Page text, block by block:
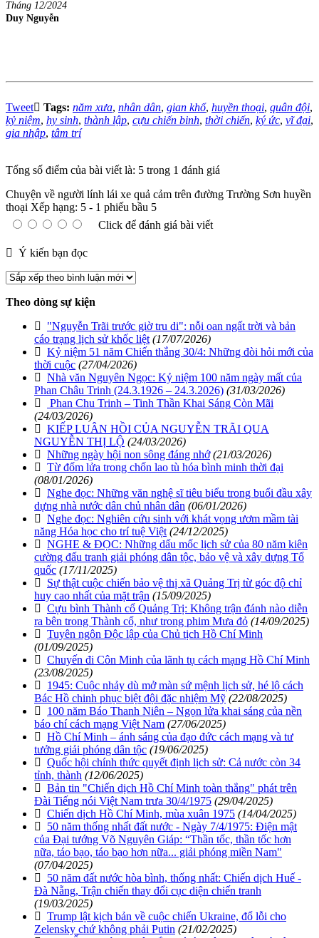
Tháng 12/2024
Duy Nguyễn
Tweet Tags: năm xưa, nhân dân, gian khổ, huyền thoại, quân đội,
kỷ niệm, hy sinh, thành lập, cựu chiến binh, thời chiến, ký ức, vĩ đại,
gia nhập, tâm trí
Tổng số điểm của bài viết là: 5 trong 1 đánh giá
Chuyện về người lính lái xe quả cảm trên đường Trường Sơn huyền
thoại Xếp hạng: 5 - 1 phiếu bầu 5
Click để đánh giá bài viết
Ý kiến bạn đọc
Theo dòng sự kiện
"Nguyễn Trãi trước giờ tru di": nỗi oan ngất trời và bản
cáo trạng lịch sử khốc liệt (17/07/2026)
Kỷ niệm 51 năm Chiến thắng 30/4: Những đòi hỏi mới của
thời cuộc (27/04/2026)
Nhà văn Nguyên Ngọc: Kỷ niệm 100 năm ngày mất của
Phan Châu Trinh (24.3.1926 – 24.3.2026) (31/03/2026)
Phan Chu Trinh – Tinh Thần Khai Sáng Còn Mãi
(24/03/2026)
KIẾP LUÂN HỒI CỦA NGUYỄN TRÃI QUA
NGUYỄN THỊ LỘ (24/03/2026)
Những ngày hội non sông đáng nhớ (21/03/2026)
Từ đốm lửa trong chốn lao tù hóa bình minh thời đại
(08/01/2026)
Nghe đọc: Những văn nghệ sĩ tiêu biểu trong buổi đầu xây
dựng nhà nước dân chủ nhân dân (06/01/2026)
Nghe đọc: Nghiên cứu sinh với khát vọng ươm mầm tài
năng Hóa học cho trí tuệ Việt (24/12/2025)
NGHE & ĐỌC: Những dấu mốc lịch sử của 80 năm kiên
cường đấu tranh giải phóng dân tộc, bảo vệ và xây dựng Tổ
quốc (17/11/2025)
Sự thật cuộc chiến bảo vệ thị xã Quảng Trị từ góc độ chỉ
huy cao nhất của mặt trận (15/09/2025)
Cựu bình Thành cổ Quảng Trị: Không trận đánh nào diễn
ra bên trong Thành cổ, như trong phim Mưa đỏ (14/09/2025)
Tuyên ngôn Độc lập của Chủ tịch Hồ Chí Minh
(01/09/2025)
Chuyến đi Côn Minh của lãnh tụ cách mạng Hồ Chí Minh
(23/08/2025)
1945: Cuộc nhảy dù mở màn sứ mệnh lịch sử, hé lộ cách
Bác Hồ chinh phục biệt đội đặc nhiệm Mỹ (22/08/2025)
100 năm Báo Thanh Niên – Ngọn lửa khai sáng của nền
báo chí cách mạng Việt Nam (27/06/2025)
Hồ Chí Minh – ánh sáng của đạo đức cách mạng và tư
tưởng giải phóng dân tộc (19/06/2025)
Quốc hội chính thức quyết định lịch sử: Cả nước còn 34
tỉnh, thành (12/06/2025)
Bản tin "Chiến dịch Hồ Chí Minh toàn thắng" phát trên
Đài Tiếng nói Việt Nam trưa 30/4/1975 (29/04/2025)
Chiến dịch Hồ Chí Minh, mùa xuân 1975 (14/04/2025)
50 năm thống nhất đất nước - Ngày 7/4/1975: Điện mật
của Đại tướng Võ Nguyên Giáp: “Thần tốc, thần tốc hơn
nữa, táo bạo, táo bạo hơn nữa... giải phóng miền Nam"
(07/04/2025)
50 năm đất nước hòa bình, thống nhất: Chiến dịch Huế -
Đà Nẵng, Trận chiến thay đổi cục diện chiến tranh
(19/03/2025)
Trump lật kịch bản về cuộc chiến Ukraine, đổ lỗi cho
Zelensky chứ không phải Putin (21/02/2025)